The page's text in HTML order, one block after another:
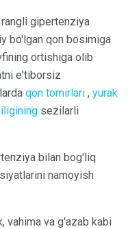
rangli gipertenziya
bo'lgan qon bosimiga
ortishiga olib
e'tiborsiz
qon tomirlari , yurak
sezilarli
bilan bog'liq
namoyish
vahima va g'azab kabi